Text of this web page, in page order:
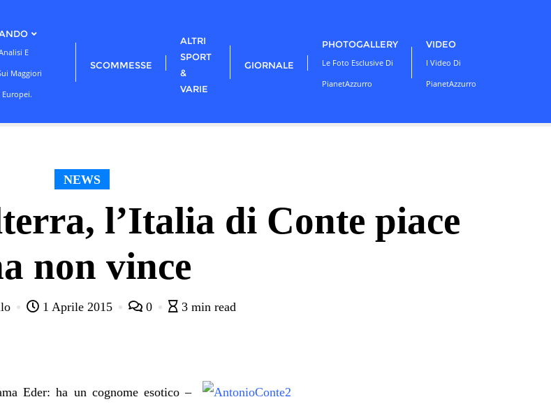
E
Maggiori
SCOMMESSE
ALTRI
SPORT
&
VARIE
GIORNALE
PHOTOGALLERY
Le Foto Esclusive Di
PianetAzzurro
VIDEO
I Video Di
PianetAzzurro
NEWS
l’Italia di Conte piace
non vince
1 Aprile 2015 0 3 min read
Eder: ha un cognome esotico –